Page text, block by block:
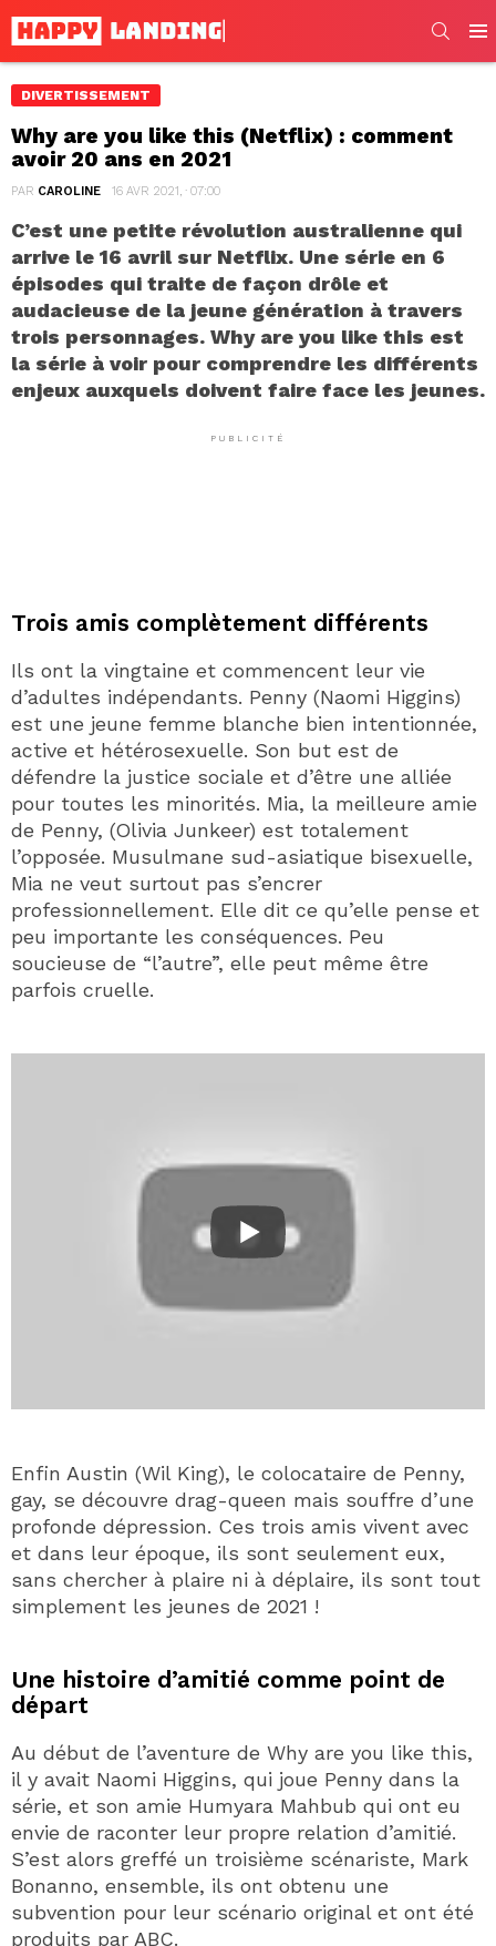
DIVERTISSEMENT
Why are you like this (Netflix) : comment
avoir 20 ans en 2021
PAR CAROLINE 16 AVR 2021, · 07:00
C’est une petite révolution australienne qui
arrive le 16 avril sur Netflix. Une série en 6
épisodes qui traite de façon drôle et
audacieuse de la jeune génération à travers
trois personnages. Why are you like this est
la série à voir pour comprendre les différents
enjeux auxquels doivent faire face les jeunes.
PUBLICITÉ
Trois amis complètement différents
Ils ont la vingtaine et commencent leur vie
d’adultes indépendants. Penny (Naomi Higgins)
est une jeune femme blanche bien intentionnée,
active et hétérosexuelle. Son but est de
défendre la justice sociale et d’être une alliée
pour toutes les minorités. Mia, la meilleure amie
de Penny, (Olivia Junkeer) est totalement
l’opposée. Musulmane sud-asiatique bisexuelle,
Mia ne veut surtout pas s’encrer
professionnellement. Elle dit ce qu’elle pense et
peu importante les conséquences. Peu
soucieuse de “l’autre”, elle peut même être
parfois cruelle.
Enfin Austin (Wil King), le colocataire de Penny,
gay, se découvre drag-queen mais souffre d’une
profonde dépression. Ces trois amis vivent avec
et dans leur époque, ils sont seulement eux,
sans chercher à plaire ni à déplaire, ils sont tout
simplement les jeunes de 2021 !
Une histoire d’amitié comme point de
départ
Au début de l’aventure de Why are you like this,
il y avait Naomi Higgins, qui joue Penny dans la
série, et son amie Humyara Mahbub qui ont eu
envie de raconter leur propre relation d’amitié.
S’est alors greffé un troisième scénariste, Mark
Bonanno, ensemble, ils ont obtenu une
subvention pour leur scénario original et ont été
produits par ABC.